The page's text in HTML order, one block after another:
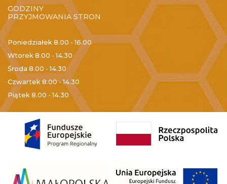
GODZINY
PRZYJMOWANIA STRON
Poniedziałek 8.00 - 16.00
Wtorek 8.00 - 14.30
Środa 8.00 - 14.30
Czwartek8.00 - 14.30
Piątek 8.00 - 14.30